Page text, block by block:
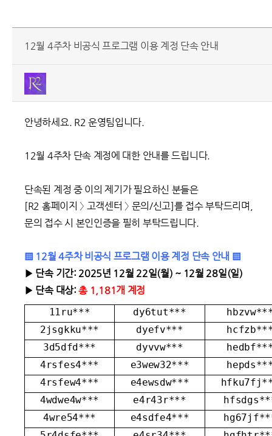
12월 4주차 비공식 프로그램 이용 계정 단속 안내
안녕하세요. R2 운영팀입니다.
12월 4주차 단속 계정에 대한 안내를 드립니다.
단속된 계정 중 이의 제기가 필요하신 분들은
[R2 홈페이지 〉 고객센터 〉 문의/신고]를 접수 부탁드리며,
문의 접수 시 본인인증을 필히 부탁드립니다.
▒ 12월 4주차 비공식 프로그램 이용 계정 단속 안내 ▒
▶ 단속 기간: 2025년 12월 22일(월) ~ 12월 28일(일)
▶ 단속 대상:총 1,181개 계정
11ru***
dy6tut***
2jsgkku***
dyefv***
3d5dfd***
dyvvw***
4rsfes4***
e3wew32***
4rsfew4***
e4ewsdw***
4wdwe4w***
e4r43r***
4wre54***
e4sdfe4***